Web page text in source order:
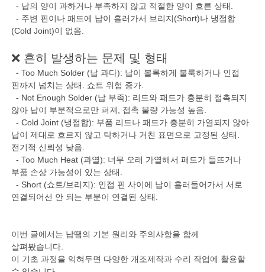
- 납의 양이 과하거나 부족하지 않고 적절한 양이 흐른 상태.
- 주변 핀이나 패드에 납이 흘러가서 브리지(Short)나 냉접합
(Cold Joint)이 없음.
❌ 흔히 발생하는 문제 및 형태
- Too Much Solder (납 과다): 납이 볼록하게 불룩하거나 인접
핀까지 넘치는 상태. 쇼트 위험 증가.
- Not Enough Solder (납 부족): 리드와 패드가 충분히 접촉되지
않아 납이 부분적으로만 퍼져, 접촉 불량 가능성 높음.
- Cold Joint (냉접합): 부품 리드나 패드가 충분히 가열되지 않아
납이 제대로 흐르지 않고 탁하거나 거친 표면으로 고정된 상태.
전기적 신뢰성 낮음.
- Too Much Heat (과열): 너무 오래 가열해서 패드가 들뜨거나
부품 손상 가능성이 있는 상태.
- Short (쇼트/브리지): 인접 핀 사이에 납이 흘러들어가서 서로
연결되어선 안 되는 부분이 연결된 상태.
이번 글에서는 납땜의 기본 원리와 주의사항을 함께
살펴봤습니다.
이 기초 과정을 익혀두면 다양한 개조제작과 수리 작업에 활용할